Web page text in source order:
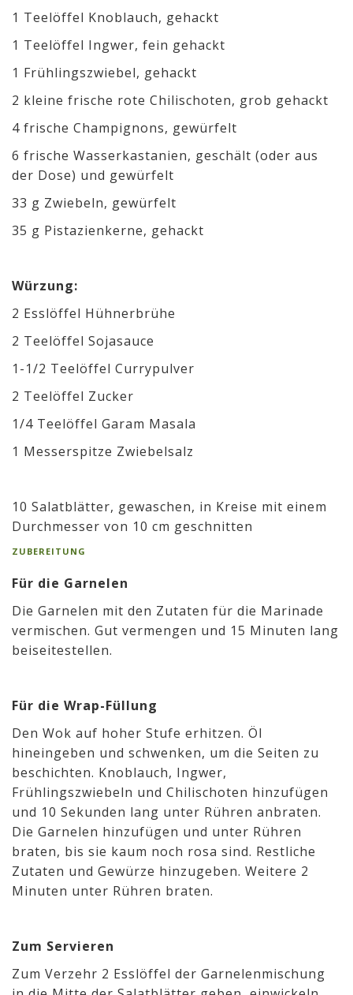
1 Teelöffel Knoblauch, gehackt
1 Teelöffel Ingwer, fein gehackt
1 Frühlingszwiebel, gehackt
2 kleine frische rote Chilischoten, grob gehackt
4 frische Champignons, gewürfelt
6 frische Wasserkastanien, geschält (oder aus
der Dose) und gewürfelt
33 g Zwiebeln, gewürfelt
35 g Pistazienkerne, gehackt
Würzung:
2 Esslöffel Hühnerbrühe
2 Teelöffel Sojasauce
1-1/2 Teelöffel Currypulver
2 Teelöffel Zucker
1/4 Teelöffel Garam Masala
1 Messerspitze Zwiebelsalz
10 Salatblätter, gewaschen, in Kreise mit einem
Durchmesser von 10 cm geschnitten
ZUBEREITUNG
Für die Garnelen
Die Garnelen mit den Zutaten für die Marinade
vermischen. Gut vermengen und 15 Minuten lang
beiseitestellen.
Für die Wrap-Füllung
Den Wok auf hoher Stufe erhitzen. Öl
hineingeben und schwenken, um die Seiten zu
beschichten. Knoblauch, Ingwer,
Frühlingszwiebeln und Chilischoten hinzufügen
und 10 Sekunden lang unter Rühren anbraten.
Die Garnelen hinzufügen und unter Rühren
braten, bis sie kaum noch rosa sind. Restliche
Zutaten und Gewürze hinzugeben. Weitere 2
Minuten unter Rühren braten.
Zum Servieren
Zum Verzehr 2 Esslöffel der Garnelenmischung